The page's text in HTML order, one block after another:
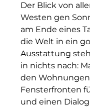
Timber
UBM
The Q
The
The Stack
Der Blick von
Westen gen
am Ende eines
die Welt in ein
Ausstattung
in nichts nach:
den
Fensterfronten
und einen